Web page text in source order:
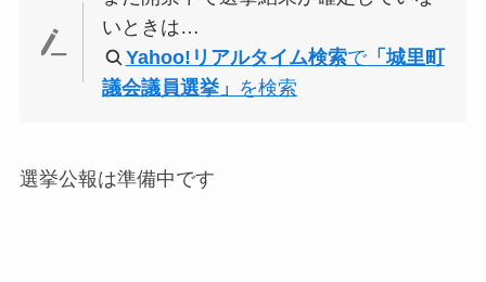
いときは…
Yahoo!リアルタイム検索で「城里町
議会議員選挙」 を検索
選挙公報は準備中です